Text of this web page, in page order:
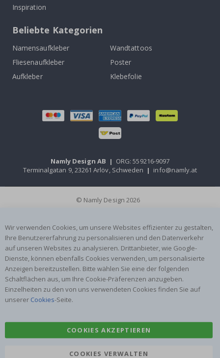
Inspiration
Beliebte Kategorien
Namensaufkleber
Wandtattoos
Fliesenaufkleber
Poster
Aufkleber
Klebefolie
Namly Design AB | ORG: 559216-9097
Terminalgatan 9, 23261 Arlöv, Schweden | info@namly.at
© Namly Design 2026
Wir verwenden Cookies, um unsere Websites effizienter zu gestalten,
Ihre Benutzererfahrung zu personalisieren und den Datenverkehr
auf unseren Websites zu analysieren. Drittanbieter, wie Google-
Dienste, können ebenfalls Cookies verwenden, um personalisierte
Anzeigen bereitzustellen. Bitte wählen Sie eine der folgenden
Schaltflächen aus, um Ihre Cookie-Präferenzen anzugeben.
Einzelheiten zu den von uns verwendeten Cookies finden Sie auf
unserer Cookies-Seite.
COOKIES AKZEPTIEREN
COOKIES VERWALTEN